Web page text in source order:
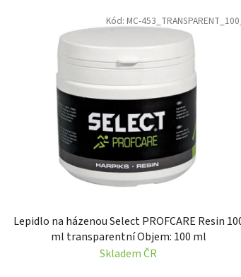
Lepidlo na házenou Select PROFCARE Resin
ml transparentní Objem: 100 ml
Skladem ČR
Kód: MC-